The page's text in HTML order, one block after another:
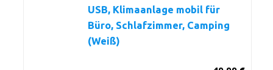
USB, Klimaanlage mobil für
Büro, Schlafzimmer, Camping
(Weiß)